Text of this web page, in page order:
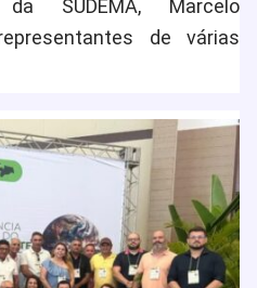
SUDEMA, Marcelo
de várias